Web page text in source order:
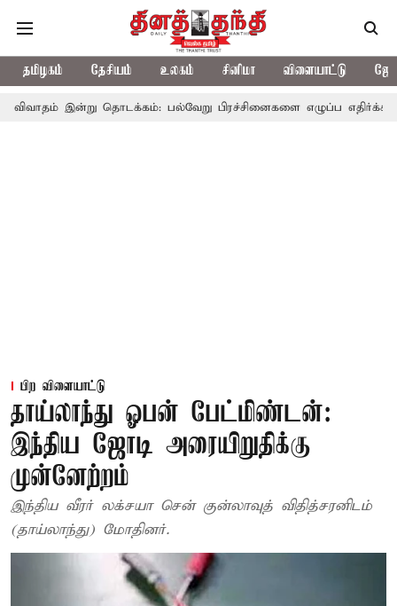
தமிழகம் தேசியம் உலகம் சினிமா விளையாட்டு
தொடக்கம்: பல்வேறு பிரச்சினைகளை எழுப்ப எதிர்க்கட்சிகள் திட்டம்
பிற விளையாட்டு
தாய்லாந்து ஓபன் பேட்மிண்டன்:
இந்திய ஜோடி அரையிறுதிக்கு
முன்னேற்றம்
இந்திய வீரர் லக்சயா சென் குன்லாவுத் விதித்சரனிடம்
(தாய்லாந்து) மோதினர்.